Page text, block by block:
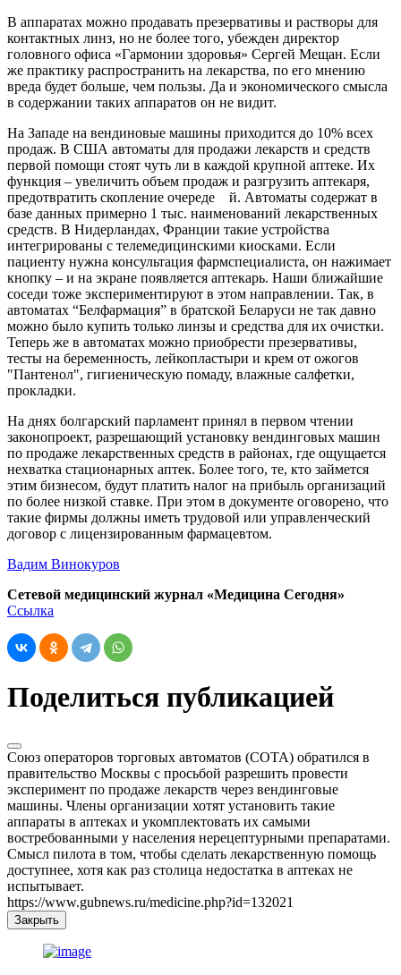
В аппаратах можно продавать презервативы и растворы для
контактных линз, но не более того, убежден директор
головного офиса «Гармонии здоровья» Сергей Мещан. Если
же практику распространить на лекарства, по его мнению
вреда будет больше, чем пользы. Да и экономического смысла
в содержании таких аппаратов он не видит.
На Западе на вендиновые машины приходится до 10% всех
продаж. В США автоматы для продажи лекарств и средств
первой помощи стоят чуть ли в каждой крупной аптеке. Их
функция – увеличить объем продаж и разгрузить аптекаря,
предотвратить скопление очереде й. Автоматы содержат в
базе данных примерно 1 тыс. наименований лекарственных
средств. В Нидерландах, Франции такие устройства
интегрированы с телемедицинскими киосками. Если
пациенту нужна консультация фармспециалиста, он нажимает
кнопку – и на экране появляется аптекарь. Наши ближайшие
соседи тоже экспериментируют в этом направлении. Так, в
автоматах “Белфармация” в братской Беларуси не так давно
можно было купить только линзы и средства для их очистки.
Теперь же в автоматах можно приобрести презервативы,
тесты на беременность, лейкопластыри и крем от ожогов
"Пантенол", гигиеническую помаду, влажные салфетки,
прокладки.
На днях болгарский парламент принял в первом чтении
законопроект, разрешающий установку вендинговых машин
по продаже лекарственных средств в районах, где ощущается
нехватка стационарных аптек. Более того, те, кто займется
этим бизнесом, будут платить налог на прибыль организаций
по более низкой ставке. При этом в документе оговорено, что
такие фирмы должны иметь трудовой или управленческий
договор с лицензированным фармацевтом.
Вадим Винокуров
Сетевой медицинский журнал «Медицина Сегодня»
Ссылка
Поделиться публикацией
Союз операторов торговых автоматов (СОТА) обратился в
правительство Москвы с просьбой разрешить провести
эксперимент по продаже лекарств через вендинговые
машины. Члены организации хотят установить такие
аппараты в аптеках и укомплектовать их самыми
востребованными у населения нерецептурными препаратами.
Смысл пилота в том, чтобы сделать лекарственную помощь
доступнее, хотя как раз столица недостатка в аптеках не
испытывает.
https://www.gubnews.ru/medicine.php?id=132021
Закрыть